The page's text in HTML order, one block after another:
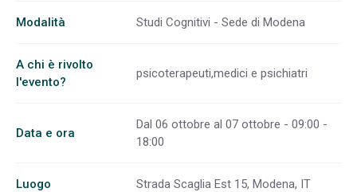
Modalità Studi Cognitivi - Sede di Modena
A chi è rivolto
l'evento?
psicoterapeuti,medici e psichiatri
Data e ora
Dal 06 ottobre al 07 ottobre - 09:00 -
18:00
Luogo Strada Scaglia Est 15, Modena, IT